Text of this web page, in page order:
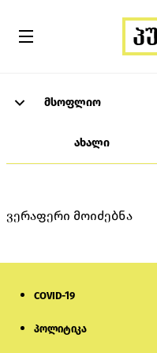
მსოფლიო
ახალი
ვერაფერი მოიძებნა
COVID-19
პოლიტიკა